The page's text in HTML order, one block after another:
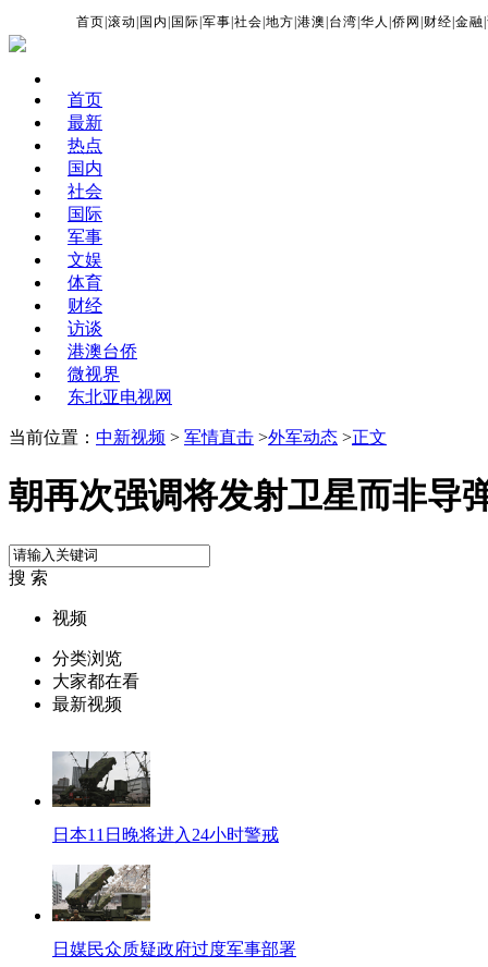
首页 |滚动 国内 国际 |军事 |社会 |地方 |港澳 台湾 |华人 |侨网 财经 |金融 |
首页
最新
热点
国内
社会
国际
军事
文娱
体育
财经
访谈
港澳台侨
微视界
东北亚电视网
当前位置： 中新视频 > 军情直击 >外军动态 >正文
朝再次强调将发射卫星而非导
搜 索
视频
分类浏览
大家都在看
最新视频
日本11日晚将进入24小时警戒
日媒民众质疑政府过度军事部署